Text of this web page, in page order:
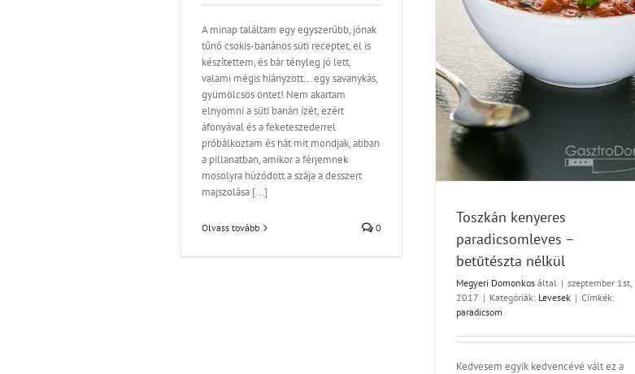
A minap találtam egy egyszerűbb, jónak
tűnő csokis-banános süti receptet, el is
készítettem, és bár tényleg jó lett,
valami mégis hiányzott... egy savanykás,
gyümölcsös öntet! Nem akartam
elnyomni a süti banán ízét, ezért
áfonyával és a feketeszederrel
próbálkoztam és hát mit mondjak, abban
a pillanatban, amikor a férjemnek
mosolyra húzódott a szája a desszert
majszolása [...]
Olvass tovább 0
betűtészta nélkül
Levesek
Toszkán kenyeres
paradicsomleves –
betűtészta nélkül
Megyeri Domonkos által | szeptember 1st,
2017 | Kategóriák: Levesek | Címkék:
paradicsom
Kedvesem egyik kedvencévé vált ez a
mártogatós